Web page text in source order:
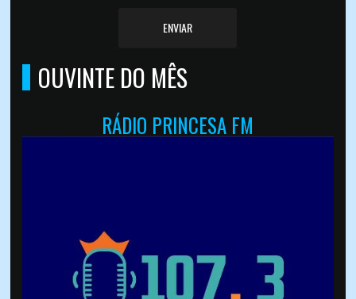
ENVIAR
OUVINTE DO MÊS
RÁDIO PRINCESA FM